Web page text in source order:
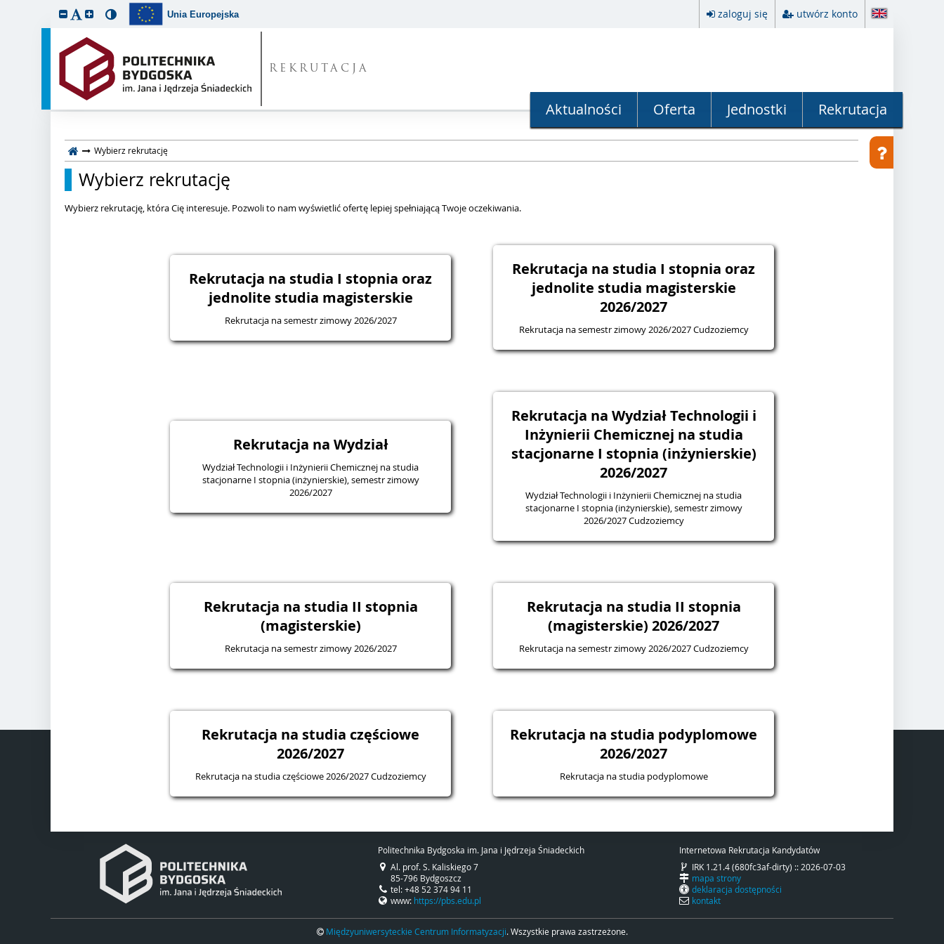
Unia Europejska zaloguj się utwórz konto
REKRUTACJA
Aktualności Oferta Jednostki Rekrutacja
Wybierz rekrutację
Wybierz rekrutację
Wybierz rekrutację, która Cię interesuje. Pozwoli to nam wyświetlić ofertę lepiej spełniającą Twoje oczekiwania.
Rekrutacja na studia I stopnia oraz
jednolite studia magisterskie
Rekrutacja na semestr zimowy 2026/2027
Rekrutacja na studia I stopnia oraz
jednolite studia magisterskie
2026/2027
Rekrutacja na semestr zimowy 2026/2027 Cudzoziemcy
Rekrutacja na Wydział
Wydział Technologii i Inżynierii Chemicznej na studia
stacjonarne I stopnia (inżynierskie), semestr zimowy
2026/2027
Rekrutacja na Wydział Technologii i
Inżynierii Chemicznej na studia
stacjonarne I stopnia (inżynierskie)
2026/2027
Wydział Technologii i Inżynierii Chemicznej na studia
stacjonarne I stopnia (inżynierskie), semestr zimowy
2026/2027 Cudzoziemcy
Rekrutacja na studia II stopnia
(magisterskie)
Rekrutacja na semestr zimowy 2026/2027
Rekrutacja na studia II stopnia
(magisterskie) 2026/2027
Rekrutacja na semestr zimowy 2026/2027 Cudzoziemcy
Rekrutacja na studia częściowe
2026/2027
Rekrutacja na studia częściowe 2026/2027 Cudzoziemcy
Rekrutacja na studia podyplomowe
2026/2027
Rekrutacja na studia podyplomowe
Politechnika Bydgoska im. Jana i Jędrzeja Śniadeckich
Al. prof. S. Kaliskiego 7
85-796 Bydgoszcz
tel: +48 52 374 94 11
www: https://pbs.edu.pl
Internetowa Rekrutacja Kandydatów
IRK 1.21.4 (680fc3af-dirty) :: 2026-07-03
mapa strony
deklaracja dostępności
kontakt
Międzyuniwersyteckie Centrum Informatyzacji. Wszystkie prawa zastrzeżone.